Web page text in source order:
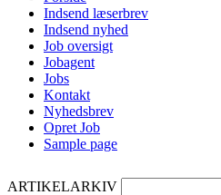
Indsend læserbrev
Indsend nyhed
Job oversigt
Jobagent
Jobs
Kontakt
Nyhedsbrev
Opret Job
Sample page
ARTIKELARKIV